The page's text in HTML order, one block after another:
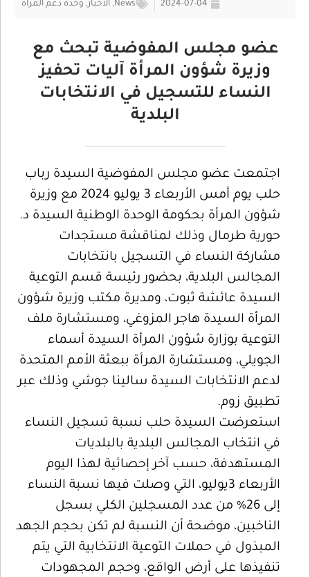
2024-07-04
News
, الأخبار, وحدة دعم المرأة
عضو مجلس المفوضية تبحث مع
وزيرة شؤون المرأة آليات تحفيز
النساء للتسجيل في الانتخابات
البلدية
اجتمعت عضو مجلس المفوضية السيدة رباب
حلب يوم أمس الأربعاء 3 يوليو 2024 مع وزيرة
شؤون المرأة بحكومة الوحدة الوطنية السيدة د.
حورية طرمال وذلك لمناقشة مستجدات
مشاركة النساء في التسجيل بانتخابات
المجالس البلدية، بحضور رئيسة قسم التوعية
السيدة عائشة ثبوت، ومديرة مكتب وزيرة شؤون
المرأة السيدة هاجر المزوغي، ومستشارة ملف
التوعية بوزارة شؤون المرأة السيدة أسماء
الجويلي، ومستشارة المرأة ببعثة الأمم المتحدة
لدعم الانتخابات السيدة سالينا جوشي وذلك عبر
تطبيق زوم.
استعرضت السيدة حلب نسبة تسجيل النساء
في انتخاب المجالس البلدية بالبلديات
المستهدفة، حسب آخر إحصائية لهذا اليوم
الأربعاء 3يوليو، التي وصلت فيها نسبة النساء
إلى 26% من عدد المسجلين الكلي بسجل
الناخبين، موضحة أن النسبة لم تكن بحجم الجهد
المبذول في حملات التوعية الانتخابية التي يتم
تنفيذها على أرض الواقع، وحجم المجهودات